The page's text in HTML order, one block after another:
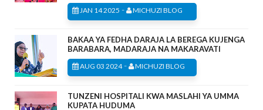
JAN 14 2025 - MICHUZI BLOG
BAKAA YA FEDHA DARAJA LA BEREGA KUJENGA
BARABARA, MADARAJA NA MAKARAVATI
AUG 03 2024- MICHUZI BLOG
TUNZENI HOSPITALI KWA MASLAHI YA UMMA
KUPATA HUDUMA